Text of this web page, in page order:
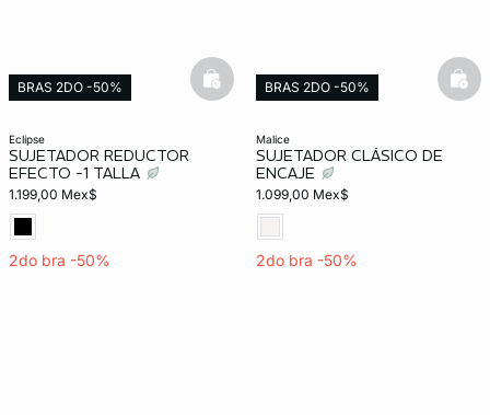
eclipse
SUJETADOR REDUCTOR
EFECTO -1 TALLA
1.199,00 Mex$
2do bra -50%
BRAS 2DO -50%
basketfull
malice
SUJETADOR CLÁSICO DE
ENCAJE
1.099,00 Mex$
2do bra -50%
BRAS 2DO -50%